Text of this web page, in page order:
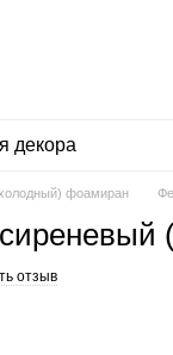
декора
фоамиран
отзыв